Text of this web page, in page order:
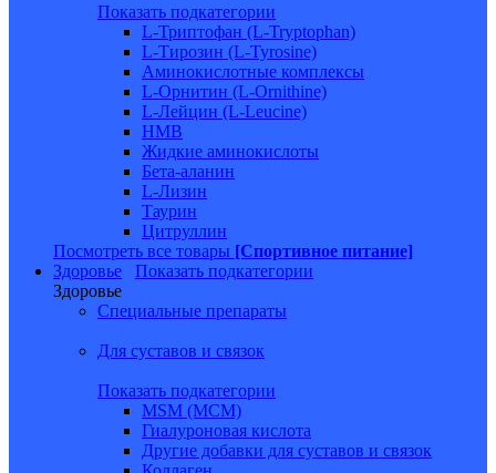
Показать подкатегории
L-Триптофан (L-Tryptophan)
L-Тирозин (L-Tyrosine)
Аминокислотные комплексы
L-Орнитин (L-Ornithine)
L-Лейцин (L-Leucine)
HMB
Жидкие аминокислоты
Бета-аланин
L-Лизин
Таурин
Цитруллин
Посмотреть все товары [Спортивное питание]
Здоровье
Показать подкатегории
Здоровье
Специальные препараты
Для суставов и связок
Показать подкатегории
MSM (МСМ)
Гиалуроновая кислота
Другие добавки для суставов и связок